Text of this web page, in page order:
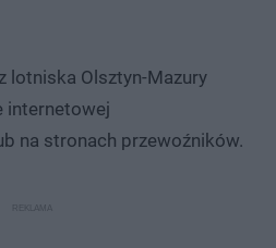
lotniska Olsztyn-Mazury
internetowej
na stronach przewoźników.